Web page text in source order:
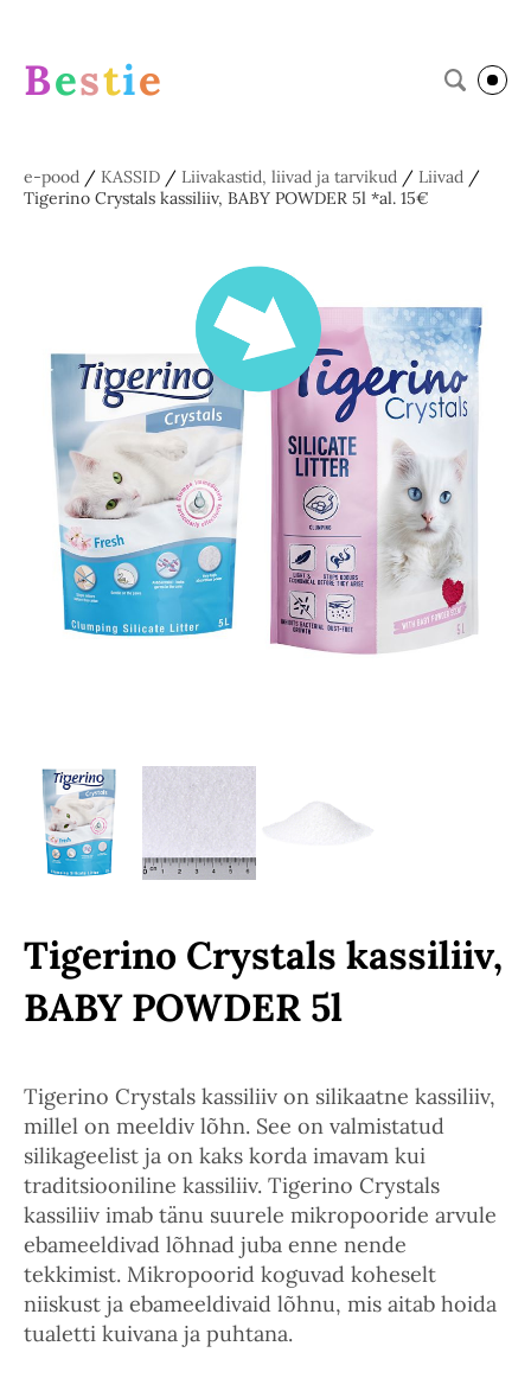
Bestie
e-pood / KASSID / Liivakastid, liivad ja tarvikud / Liivad /
Tigerino Crystals kassiliiv, BABY POWDER 5l *al. 15€
Tigerino Crystals kassiliiv,
BABY POWDER 5l
Tigerino Crystals kassiliiv on silikaatne kassiliiv,
millel on meeldiv lõhn. See on valmistatud
silikageelist ja on kaks korda imavam kui
traditsiooniline kassiliiv. Tigerino Crystals
kassiliiv imab tänu suurele mikropooride arvule
ebameeldivad lõhnad juba enne nende
tekkimist. Mikropoorid koguvad koheselt
niiskust ja ebameeldivaid lõhnu, mis aitab hoida
tualetti kuivana ja puhtana.